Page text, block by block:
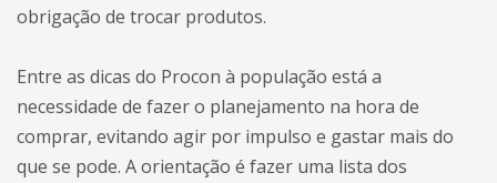
obrigação de trocar produtos.
Entre as dicas do Procon à população está a
necessidade de fazer o planejamento na hora de
comprar, evitando agir por impulso e gastar mais do
que se pode. A orientação é fazer uma lista dos